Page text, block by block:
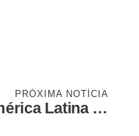
PRÓXIMA NOTÍCIA
América Latina impulsiona resultado do segmento agro da Bayer no trimestre